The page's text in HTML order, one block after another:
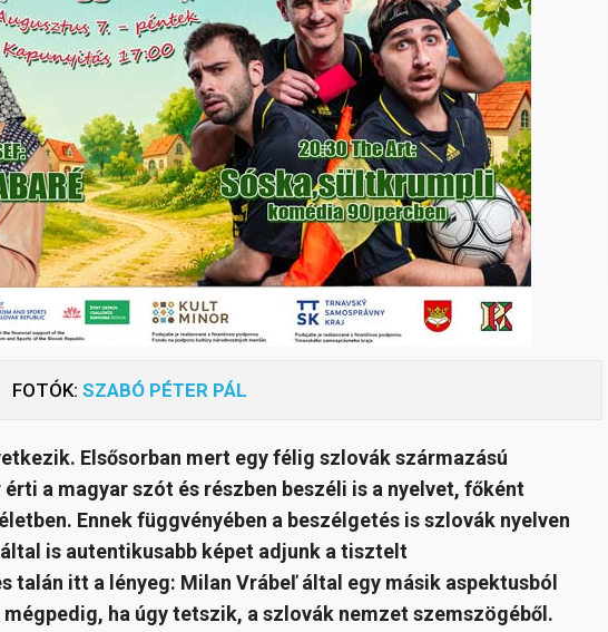
FOTÓK:SZABÓ PÉTER PÁL
Elsősorban mert egy félig szlovák származású
a magyar szót és részben beszéli is a nyelvet, főként
Ennek függvényében a beszélgetés is szlovák nyelven
is autentikusabb képet adjunk a tisztelt
talán itt a lényeg: Milan Vrábeľ által egy másik aspektusból
ha úgy tetszik, a szlovák nemzet szemszögéből.